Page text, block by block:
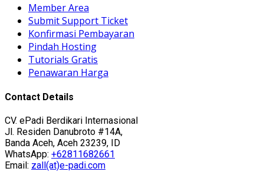
Member Area
Submit Support Ticket
Konfirmasi Pembayaran
Pindah Hosting
Tutorials Gratis
Penawaran Harga
Contact Details
CV. ePadi Berdikari Internasional
Jl. Residen Danubroto #14A,
Banda Aceh, Aceh 23239, ID
WhatsApp: +62811682661
Email: zall(at)e-padi.com